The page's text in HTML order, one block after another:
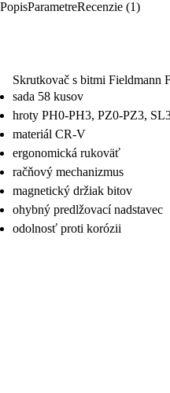
PopisParametreRecenzie (1)
Skrutkovač s bitmi Fieldmann
sada 58 kusov
hroty PH0-PH3, PZ0-PZ3,
materiál CR-V
ergonomická rukoväť
račňový mechanizmus
magnetický držiak bitov
ohybný predlžovací nadstavec
odolnosť proti korózii